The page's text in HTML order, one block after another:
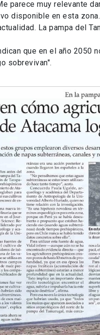
parece muy relevante
disponible en esta
La pampa del
que en el año 2050
sobrevivan".